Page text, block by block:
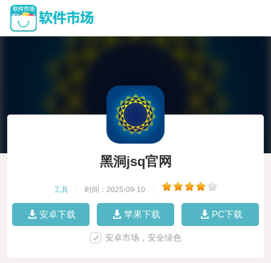
黑洞jsq官网
工具 时间：2025-09-10
安卓下载 苹果下载 PC下载
安卓市场，安全绿色